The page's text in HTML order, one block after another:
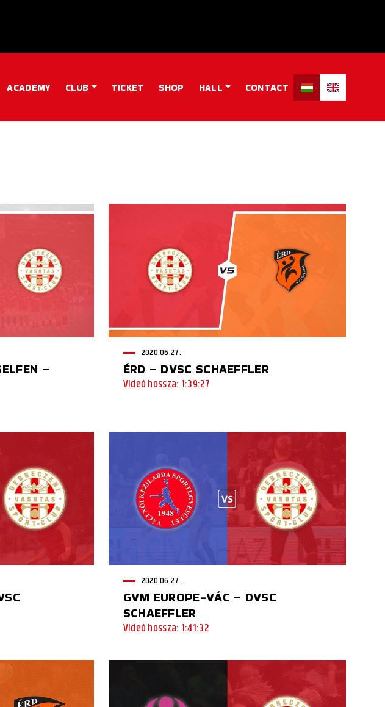
ACADEMY CLUB TICKET SHOP HALL CONTACT
–
2020.06.27.
ÉRD – DVSC SCHAEFFLER
Videó hossza: 1:39:27
2020.06.27.
GVM EUROPE-VÁC – DVSC
SCHAEFFLER
Videó hossza: 1:41:32